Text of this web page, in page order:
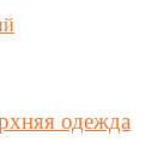
одежда